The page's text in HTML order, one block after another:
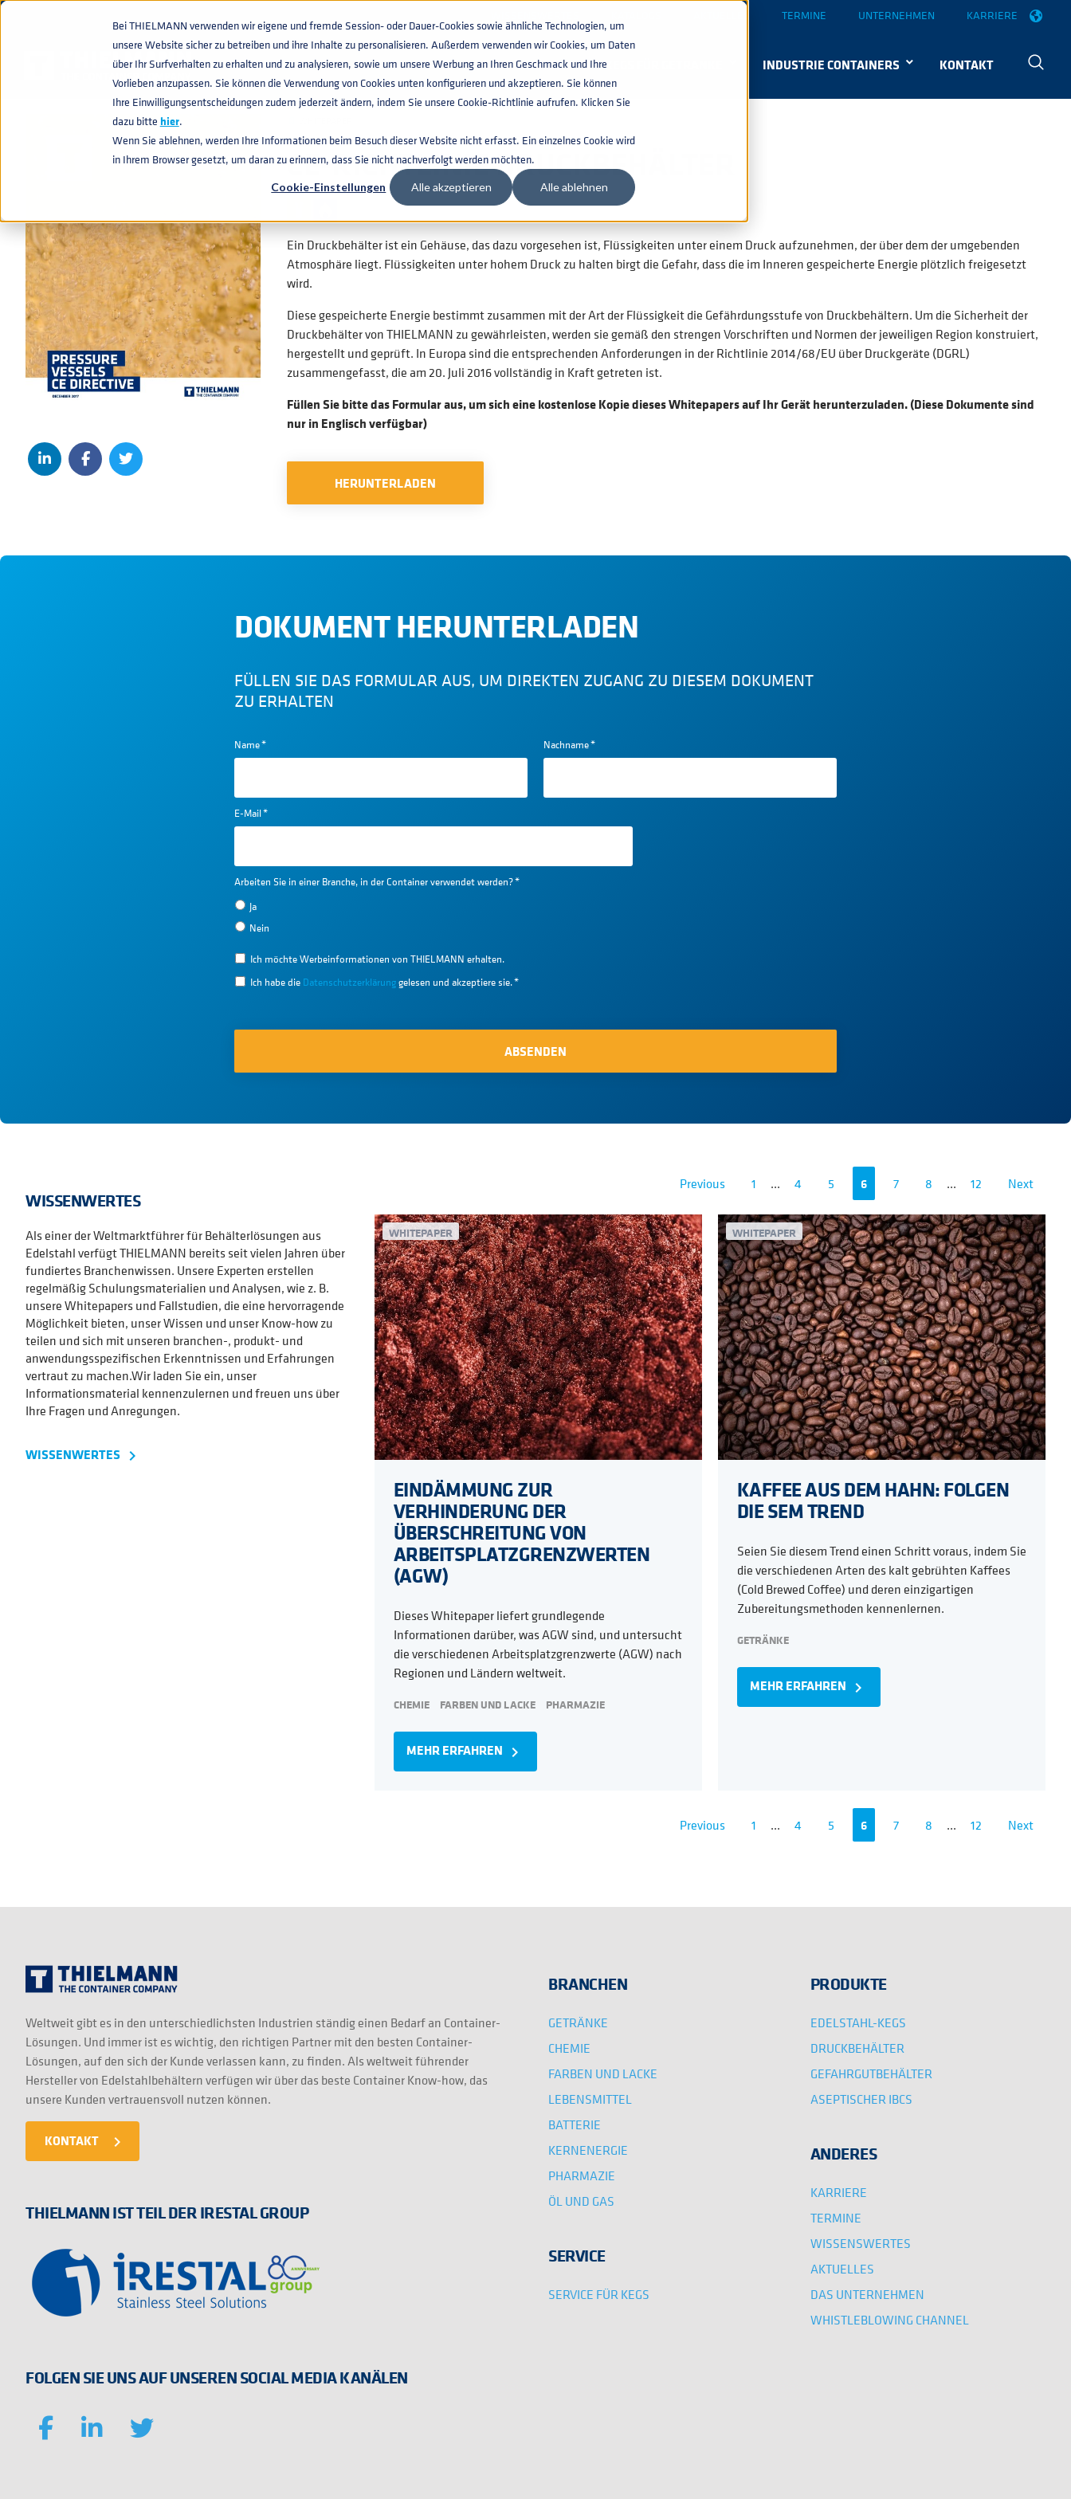
Bei THIELMANN verwenden wir eigene und fremde Session- oder Dauer-Cookies sowie ähnliche Technologien, um
unsere Website sicher zu betreiben und ihre Inhalte zu personalisieren. Außerdem verwenden wir Cookies, um Daten
über Ihr Surfverhalten zu erhalten und zu analysieren, sowie um unsere Werbung an Ihren Geschmack und Ihre
Vorlieben anzupassen. Sie können die Verwendung von Cookies unten konfigurieren und akzeptieren. Sie können
Ihre Einwilligungsentscheidungen zudem jederzeit ändern, indem Sie unsere Cookie-Richtlinie aufrufen. Klicken Sie
dazu bitte hier.
Wenn Sie ablehnen, werden Ihre Informationen beim Besuch dieser Website nicht erfasst. Ein einzelnes Cookie wird
in Ihrem Browser gesetzt, um daran zu erinnern, dass Sie nicht nachverfolgt werden möchten.
Cookie-Einstellungen Alle akzeptieren Alle ablehnen
TERMINE UNTERNEHMEN KARRIERE
KEGS FÜR GETRANKE INDUSTRIE CONTAINERS KONTAKT
WISSENWERTESnavigate_next CE-RICHTLINIE DRUCKBEHÄLTER
CE-RICHTLINIE DRUCKBEHÄLTER
Ein Druckbehälter ist ein Gehäuse, das dazu vorgesehen ist, Flüssigkeiten unter einem Druck aufzunehmen, der über dem der umgebenden
Atmosphäre liegt. Flüssigkeiten unter hohem Druck zu halten birgt die Gefahr, dass die im Inneren gespeicherte Energie plötzlich freigesetzt
wird.
Diese gespeicherte Energie bestimmt zusammen mit der Art der Flüssigkeit die Gefährdungsstufe von Druckbehältern. Um die Sicherheit der
Druckbehälter von THIELMANN zu gewährleisten, werden sie gemäß den strengen Vorschriften und Normen der jeweiligen Region konstruiert,
hergestellt und geprüft. In Europa sind die entsprechenden Anforderungen in der Richtlinie 2014/68/EU über Druckgeräte (DGRL)
zusammengefasst, die am 20. Juli 2016 vollständig in Kraft getreten ist.
Füllen Sie bitte das Formular aus, um sich eine kostenlose Kopie dieses Whitepapers auf Ihr Gerät herunterzuladen. (Diese Dokumente sind
nur in Englisch verfügbar)
HERUNTERLADEN
DOKUMENT HERUNTERLADEN
FÜLLEN SIE DAS FORMULAR AUS, UM DIREKTEN ZUGANG ZU DIESEM DOKUMENT
ZU ERHALTEN
Name* Nachname*
E-Mail*
Arbeiten Sie in einer Branche, in der Container verwendet werden?*
Ja
Nein
Ich möchte Werbeinformationen von THIELMANN erhalten.
Ich habe die Datenschutzerklärunggelesen und akzeptiere sie.*
WISSENWERTES
Als einer der Weltmarktführer für Behälterlösungen aus
Edelstahl verfügt THIELMANN bereits seit vielen Jahren über
fundiertes Branchenwissen. Unsere Experten erstellen
regelmäßig Schulungsmaterialien und Analysen, wie z. B.
unsere Whitepapers und Fallstudien, die eine hervorragende
Möglichkeit bieten, unser Wissen und unser Know-how zu
teilen und sich mit unseren branchen-, produkt- und
anwendungsspezifischen Erkenntnissen und Erfahrungen
vertraut zu machen.Wir laden Sie ein, unser
Informationsmaterial kennenzulernen und freuen uns über
Ihre Fragen und Anregungen.
WISSENWERTES navigate_next
Previous 1 ... 4 5 6 7 8 ... 12 Next
WHITEPAPER
EINDÄMMUNG ZUR
VERHINDERUNG DER
ÜBERSCHREITUNG VON
ARBEITSPLATZGRENZWERTEN
(AGW)
Dieses Whitepaper liefert grundlegende
Informationen darüber, was AGW sind, und untersucht
die verschiedenen Arbeitsplatzgrenzwerte (AGW) nach
Regionen und Ländern weltweit.
CHEMIE FARBEN UND LACKE PHARMAZIE
MEHR ERFAHREN navigate_next
WHITEPAPER
KAFFEE AUS DEM HAHN: FOLGEN
DIE SEM TREND
Seien Sie diesem Trend einen Schritt voraus, indem Sie
die verschiedenen Arten des kalt gebrühten Kaffees
(Cold Brewed Coffee) und deren einzigartigen
Zubereitungsmethoden kennenlernen.
GETRÄNKE
MEHR ERFAHREN navigate_next
Previous 1 ... 4 5 6 7 8 ... 12 Next
Weltweit gibt es in den unterschiedlichsten Industrien ständig einen Bedarf an Container-
Lösungen. Und immer ist es wichtig, den richtigen Partner mit den besten Container-
Lösungen, auf den sich der Kunde verlassen kann, zu finden. Als weltweit führender
Hersteller von Edelstahlbehältern verfügen wir über das beste Container Know-how, das
unsere Kunden vertrauensvoll nutzen können.
KONTAKT navigate_next
THIELMANN IST TEIL DER IRESTAL GROUP
FOLGEN SIE UNS AUF UNSEREN SOCIAL MEDIA KANÄLEN
BRANCHEN
GETRÄNKE
CHEMIE
FARBEN UND LACKE
LEBENSMITTEL
BATTERIE
KERNENERGIE
PHARMAZIE
ÖL UND GAS
SERVICE
SERVICE FÜR KEGS
PRODUKTE
EDELSTAHL-KEGS
DRUCKBEHÄLTER
GEFAHRGUTBEHÄLTER
ASEPTISCHER IBCS
ANDERES
KARRIERE
TERMINE
WISSENSWERTES
AKTUELLES
DAS UNTERNEHMEN
WHISTLEBLOWING CHANNEL